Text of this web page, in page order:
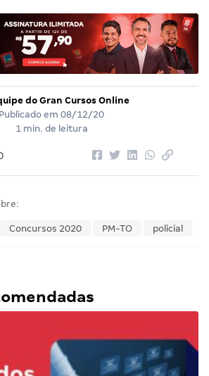
do Gran Cursos Online
Publicado em 08/12/20
1 min. de leitura
Concursos 2020 PM-TO policial